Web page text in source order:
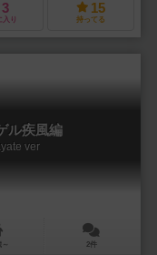
3
り
15
持ってる
ル疾風編
ver
～ 2件